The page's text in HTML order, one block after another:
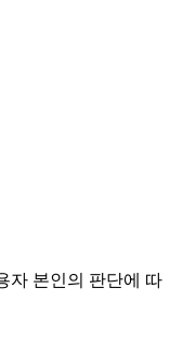
자 본인의 판단에 따